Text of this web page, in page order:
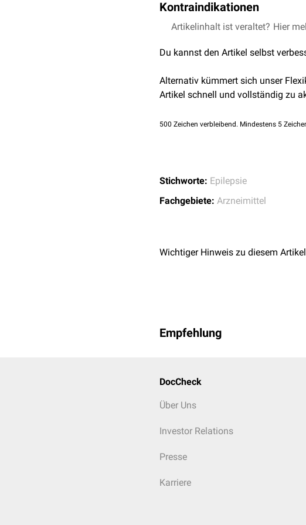
Müdigkeit,Somnolenz
Schwindel,
Kontraindikationen
Überempfindlichkeitgegenüber
kontraindiziert, da dadurch die
Artikelinhalt ist veraltet? Hier
Du kannst den Artikel selbst
Alternativ kümmert sich unser
Artikel schnell und vollständig zu
500 Zeichen verbleibend. Mindestens 5
Stichworte: Epilepsie
Fachgebiete: Arzneimittel
Wichtiger Hinweis zu diesem Artikel
Empfehlung
DocCheck
Über Uns
Investor Relations
Presse
Karriere